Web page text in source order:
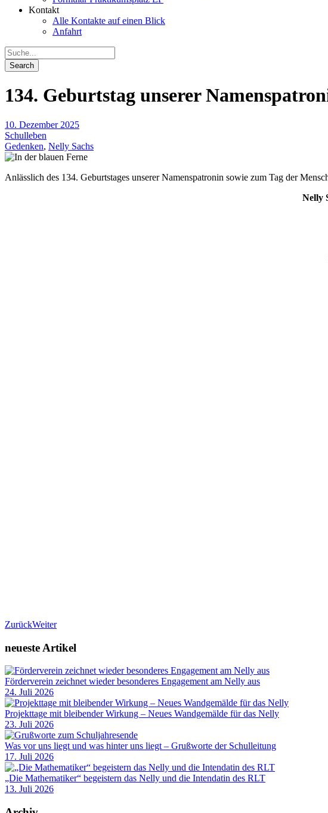
Kontakt
Alle Kontakte auf einen Blick
Anfahrt
134. Geburtstag unserer
10. Dezember 2025
Schulleben
Gedenken, Nelly Sachs
Anlässlich des 134. Geburtstages unserer Namenspatronin sowie zum Tag der
Nelly
ZurückWeiter
neueste Artikel
Förderverein zeichnet wieder besonderes Engagement am Nelly aus
24. Juli 2026
Projekttage mit bleibender Wirkung – Neues Wandgemälde für das Nelly
23. Juli 2026
Was vor uns liegt und was hinter uns liegt – Grußworte der Schulleitung
17. Juli 2026
„Die Mathematiker“ begeistern das Nelly und die Intendatin des RLT
13. Juli 2026